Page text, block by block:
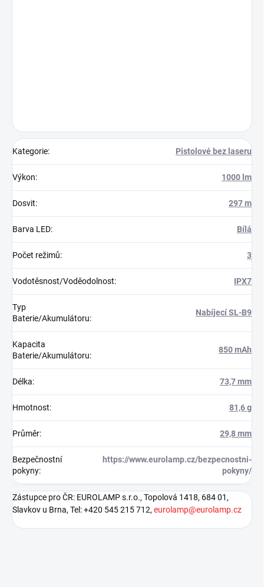
Kategorie: Pistolové bez laseru
Výkon: 1000 lm
Dosvit: 297 m
Barva LED: Bílá
Počet režimů: 3
Vodotěsnost/Voděodolnost: IPX7
Typ
Baterie/Akumulátoru:
Nabíjecí SL-B9
Kapacita
Baterie/Akumulátoru:
850 mAh
Délka: 73,7 mm
Hmotnost: 81,6 g
Průměr: 29,8 mm
Bezpečnostní
pokyny:
https://www.eurolamp.cz/bezpecnostni-
pokyny/
Zástupce pro ČR: EUROLAMP s.r.o., Topolová 1418, 684 01,
Slavkov u Brna, Tel: +420 545 215 712, eurolamp@eurolamp.cz